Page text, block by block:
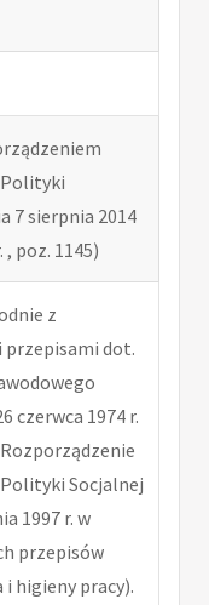
7 sierpnia 2014
, poz. 1145)
z
przepisami dot.
czerwca 1974 r.
Socjalnej
1997 r. w
przepisów
higieny pracy).